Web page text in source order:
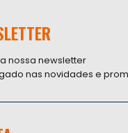
nossa newsletter
nas novidades e